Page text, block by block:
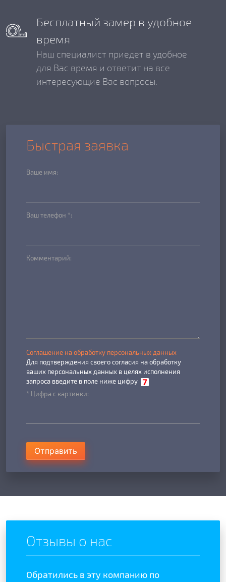
Бесплатный замер в удобное
время
Наш специалист приедет в удобное
для Вас время и ответит на все
интересующие Вас вопросы.
Быстрая заявка
Ваше имя:
Ваш телефон *:
Комментарий:
Соглашение на обработку персональных данных
Для подтверждения своего согласия на обработку
ваших персональных данных в целях исполнения
запроса введите в поле ниже цифру
* Цифра с картинки:
Отправить
Отзывы о нас
Обратились в эту компанию по